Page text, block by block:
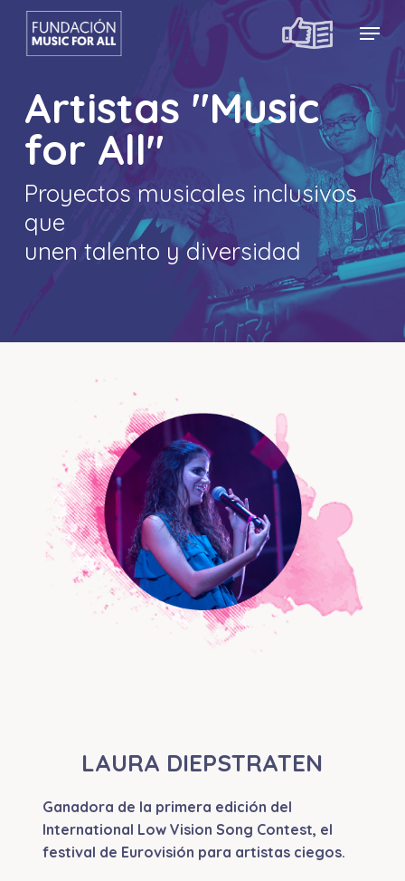
Skip
main
Menu
Artistas "Music
for All"
Proyectos musicales inclusivos
que
unen talento y diversidad
LAURA DIEPSTRATEN
Ganadora de la primera edición del
International Low Vision Song Contest, el
festival de Eurovisión para artistas ciegos.
Menu